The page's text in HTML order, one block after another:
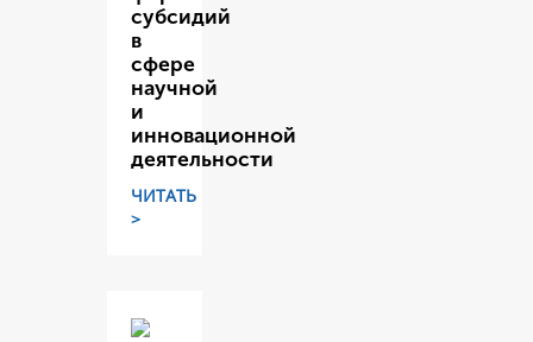
субсидий
в
сфере
научной
и
инновационной
деятельности
ЧИТАТЬ
>